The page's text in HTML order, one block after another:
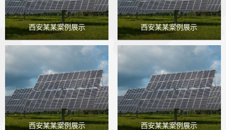
西安某某案例展示 西安某某案例展示
西安某某案例展示 西安某某案例展示